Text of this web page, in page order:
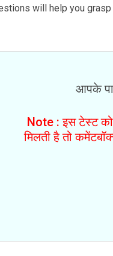
will help you
आपके
Note : इस टेस्ट को
मिलती है तो